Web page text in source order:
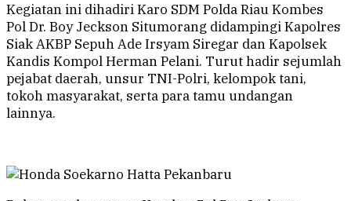
Kegiatan ini dihadiri Karo SDM Polda Riau Kombes
Pol Dr. Boy Jeckson Situmorang didampingi Kapolres
Siak AKBP Sepuh Ade Irsyam Siregar dan Kapolsek
Kandis Kompol Herman Pelani. Turut hadir sejumlah
pejabat daerah, unsur TNI-Polri, kelompok tani,
tokoh masyarakat, serta para tamu undangan
lainnya.